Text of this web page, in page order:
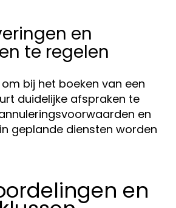
en
te regelen
bij het boeken van een
duidelijke afspraken te
en
geplande diensten worden
en